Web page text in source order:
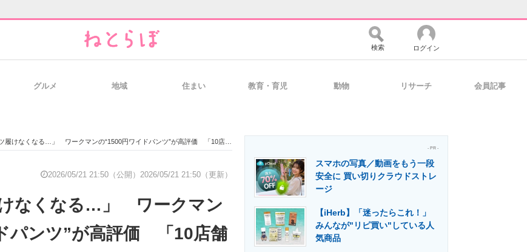
経営リーダーのコミュニティ マーケ×ITの今がよく分かる
IT製品の技術・比較・事例 製造業のIT導入・活用を支援
検索 ログイン
グルメ 地域 住まい 教育・育児 動物 リサーチ 会員記事
くなる…」 ワークマンの“1500円ワイドパンツ”が高評価 「10店舗まわってやっと買えた」「肌触りなめらか」「色も褒められた」
2026/05/21 21:50（公開） 2026/05/21 21:50（更新）
けなくなる…」 ワークマン
パンツ”が高評価 「10店舗
- PR -
スマホの写真／動画をもう一段
安全に 買い切りクラウドストレ
ージ
【iHerb】「迷ったらこれ！」
みんなが"リピ買い"している人
気商品